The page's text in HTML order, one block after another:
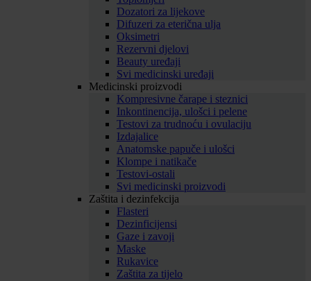
Dozatori za lijekove
Difuzeri za eterična ulja
Oksimetri
Rezervni djelovi
Beauty uređaji
Svi medicinski uređaji
Medicinski proizvodi
Kompresivne čarape i steznici
Inkontinencija, ulošci i pelene
Testovi za trudnoću i ovulaciju
Izdajalice
Anatomske papuče i ulošci
Klompe i natikače
Testovi-ostali
Svi medicinski proizvodi
Zaštita i dezinfekcija
Flasteri
Dezinficijensi
Gaze i zavoji
Maske
Rukavice
Zaštita za tijelo